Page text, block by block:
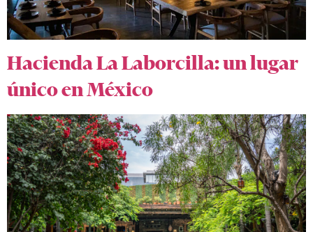
Hacienda La Laborcilla: un lugar
único en México